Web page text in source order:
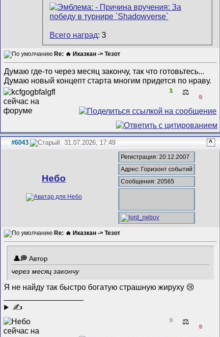
Всего наград: 3
Re: 🔥 Иказкан -> Тезот
Думаю где-то через месяц закончу, так что готовьтесь...
Думаю новый концепт старта многим придется по нраву.
1 ⚖️
0
#6043 31.07.2026, 17:49 ^
Небо
Регистрация: 20.12.2007
Адрес: Горизонт событий
Сообщения: 20565
Re: 🔥 Иказкан -> Тезот
Автор
через месяц закончу
Я не найду так быстро богатую страшную жируху 😢
✍
0 ⚖️
0